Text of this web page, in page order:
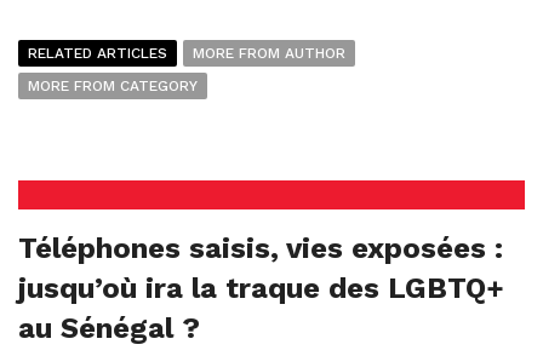
RELATED ARTICLES
MORE FROM AUTHOR
MORE FROM CATEGORY
Téléphones saisis, vies exposées :
jusqu’où ira la traque des LGBTQ+
au Sénégal ?